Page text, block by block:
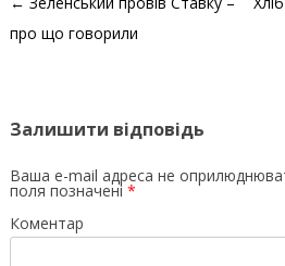
про що говорили
Залишити відповідь
Ваша e-mail адреса не
поля позначені *
Коментар